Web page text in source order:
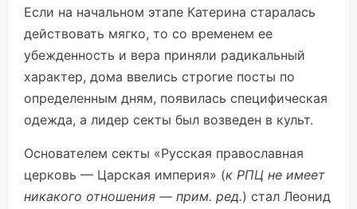
Если на начальном этапе Катерина старалась
действовать мягко, то со временем ее
убежденность и вера приняли радикальный
характер, дома ввелись строгие посты по
определенным дням, появилась специфическая
одежда, а лидер секты был возведен в культ.
Основателем секты «Русская православная
церковь — Царская империя» (к РПЦ не имеет
никакого отношения — прим. ред.) стал Леонид